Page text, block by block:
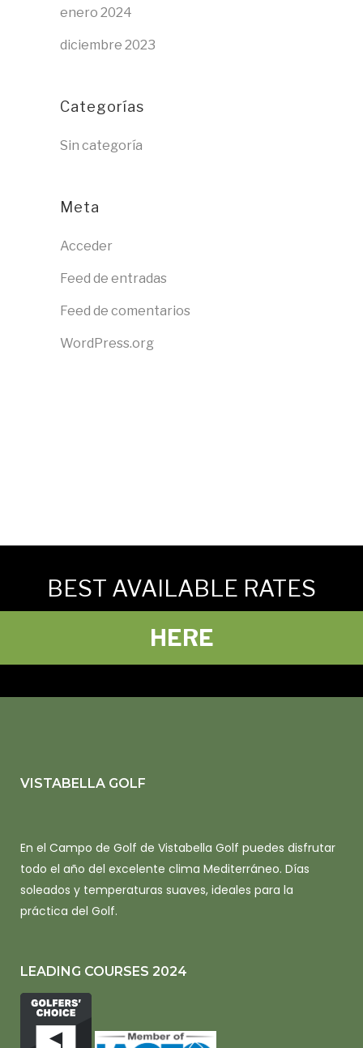
enero 2024
diciembre 2023
Categorías
Sin categoría
Meta
Acceder
Feed de entradas
Feed de comentarios
WordPress.org
BEST AVAILABLE RATES
HERE
VISTABELLA GOLF
En el Campo de Golf de Vistabella Golf puedes disfrutar
todo el año del excelente clima Mediterráneo. Días
soleados y temperaturas suaves, ideales para la
práctica del Golf.
LEADING COURSES 2024